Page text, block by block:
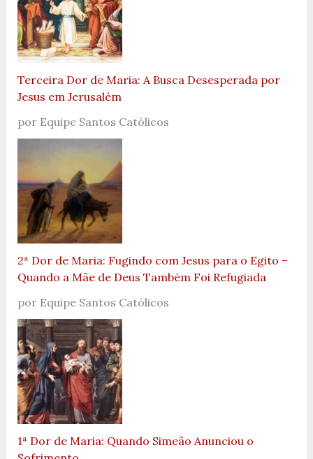
Terceira Dor de Maria: A Busca Desesperada por
Jesus em Jerusalém
por Equipe Santos Católicos
2ª Dor de Maria: Fugindo com Jesus para o Egito –
Quando a Mãe de Deus Também Foi Refugiada
por Equipe Santos Católicos
1ª Dor de Maria: Quando Simeão Anunciou o